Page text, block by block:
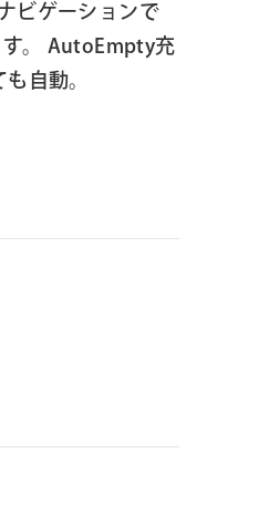
ビゲーションで
す。 AutoEmpty充
自動。